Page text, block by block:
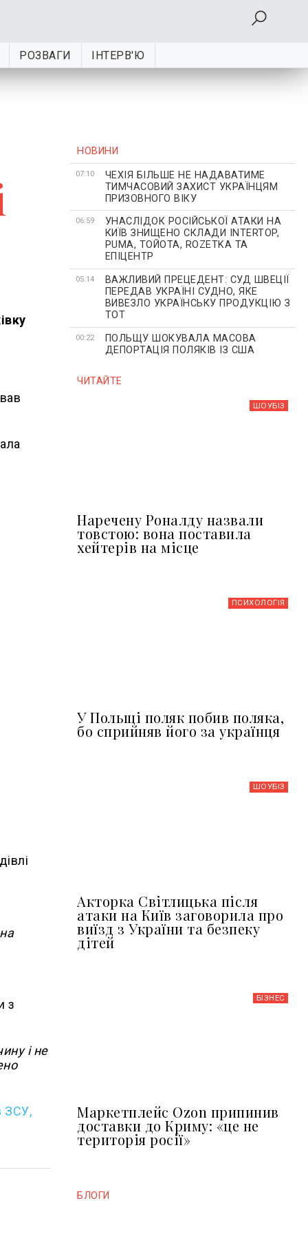
РОЗВАГИ ІНТЕРВ'Ю
з
і не
ЗСУ,
НОВИНИ
07:10
ЧЕХІЯ БІЛЬШЕ НЕ НАДАВАТИМЕ
ТИМЧАСОВИЙ ЗАХИСТ УКРАЇНЦЯМ
ПРИЗОВНОГО ВІКУ
06:59
УНАСЛІДОК РОСІЙСЬКОЇ АТАКИ НА
КИЇВ ЗНИЩЕНО СКЛАДИ INTERTOP,
PUMA, ТОЙОТА, ROZETKA ТА
ЕПІЦЕНТР
05:14
ВАЖЛИВИЙ ПРЕЦЕДЕНТ: СУД ШВЕЦІЇ
ПЕРЕДАВ УКРАЇНІ СУДНО, ЯКЕ
ВИВЕЗЛО УКРАЇНСЬКУ ПРОДУКЦІЮ З
ТОТ
00:22
ПОЛЬЩУ ШОКУВАЛА МАСОВА
ДЕПОРТАЦІЯ ПОЛЯКІВ ІЗ США
ЧИТАЙТЕ
ШОУБIЗ
Наречену Роналду назвали
товстою: вона поставила
хейтерів на місце
ПСИХОЛОГІЯ
У Польщі поляк побив поляка,
бо сприйняв його за українця
ШОУБIЗ
Акторка Світлицька після
атаки на Київ заговорила про
виїзд з України та безпеку
дітей
БІЗНЕС
Маркетплейс Ozon припинив
доставки до Криму: «це не
територія росії»
БЛОГИ